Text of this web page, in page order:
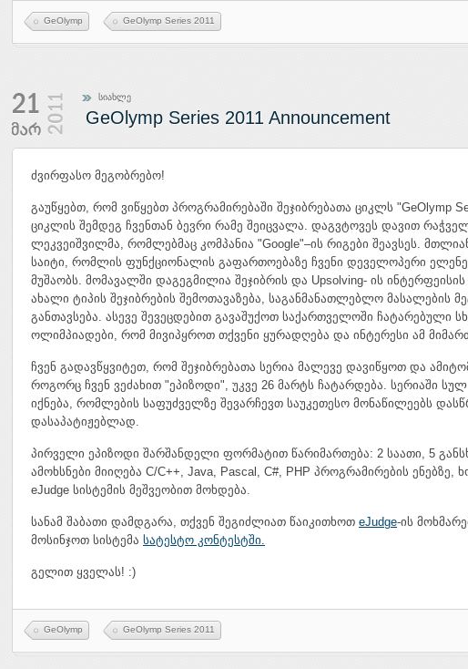
GeOlymp GeOlymp Series 2011
სიახლე
GeOlymp Series 2011 Announcement
ძვირფასო მეგობრებო!
გაუწყებთ, რომ ვიწყებთ პროგრამირებაში შეჯიბრებათა ციკლს "GeOlymp
ციკლის შემდეგ ჩვენთან ბევრი რამე შეიცვალა. დაგვტოვეს დავით
ლეკვეიშვილმა, რომლებმაც კომპანია "Google"–ის რიგები შეავსეს.
საიტი, რომლის ფუნქციონალის გაფართოებაზე ჩვენი დეველოპერი
მუშაობს. მომავალში დაგეგმილია შეჯიბრის და Upsolving- ის
ახალი ტიპის შეჯიბრების შემოთავაზება, საგანმანათლებლო მასალების
განთავსება. ასევე შევეცდებით გავაშუქოთ საქართველოში ჩატარებული
ოლიმპიადები, რომ მივიპყროთ თქვენი ყურადღება და ინტერესი ამ
ჩვენ გადავწყვიტეთ, რომ შეჯიბრებათა სერია მალევე დავიწყოთ და
როგორც ჩვენ ვეძახით "ეპიზოდი", უკვე 26 მარტს ჩატარდება. სერიაში
იქნება, რომლების საფუძველზე შევარჩევთ საუკეთესო მონაწილეებს
დასაპატიჟებლად.
პირველი ეპიზოდი შარშანდელი ფორმატით წარიმართება: 2 საათი, 5
ამოხსნები მიიღება C/C++, Java, Pascal, C#, PHP პროგრამირების ენებზე,
eJudge სისტემის მეშვეობით მოხდება.
სანამ შაბათი დამდგარა, თქვენ შეგიძლიათ წაიკითხოთ eJudge-ის
მოსინჯოთ სისტემა სატესტო კონტესტში.
გელით ყველას! :)
GeOlymp GeOlymp Series 2011